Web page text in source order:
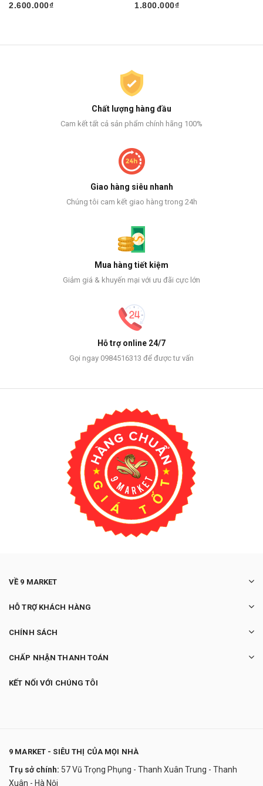
2.600.000₫
1.800.000₫
Chất lượng hàng đầu
Cam kết tất cả sản phẩm chính hãng 100%
Giao hàng siêu nhanh
Chúng tôi cam kết giao hàng trong 24h
Mua hàng tiết kiệm
Giảm giá & khuyến mại với ưu đãi cực lớn
Hỗ trợ online 24/7
Gọi ngay 0984516313 để được tư vấn
VỀ 9 MARKET
HỖ TRỢ KHÁCH HÀNG
CHÍNH SÁCH
CHẤP NHẬN THANH TOÁN
KẾT NỐI VỚI CHÚNG TÔI
9 MARKET - SIÊU THỊ CỦA MỌI NHÀ
Trụ sở chính: 57 Vũ Trọng Phụng - Thanh Xuân Trung - Thanh
Xuân - Hà Nội